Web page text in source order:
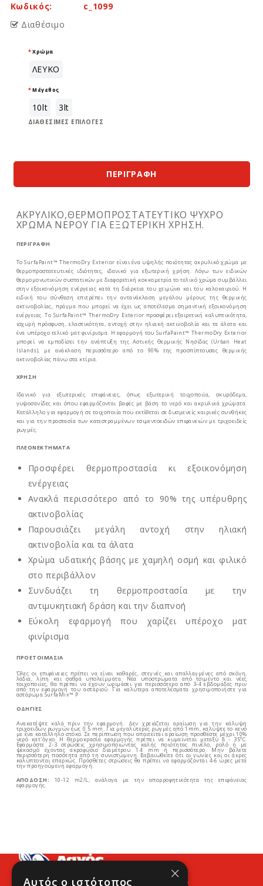
Κωδικός:
c_1099
Διαθέσιμο
ΔΙΑΘΈΣΙΜΕΣ ΕΠΙΛΟΓΈΣ
Χρώμα
ΛΕΥΚΟ
Μέγεθος
10lt 3lt
ΠΕΡΙΓΡΑΦΉ
ΑΚΡΥΛΙΚΟ,ΘΕΡΜΟΠΡΟΣΤΑΤΕΥΤΙΚΟ ΨΥΧΡΟ
ΧΡΩΜΑ ΝΕΡΟΥ ΓΙΑ ΕΞΩΤΕΡΙΚΗ ΧΡΗΣΗ.
ΠΕΡΙΓΡΑΦΗ
Το SurfaPaint™ ThermoDry Exterior είναι ένα υψηλής ποιότητας ακρυλικό χρώμα με
θερμοπροστατευτικές ιδιότητες, ιδανικό για εξωτερική χρήση. Λόγω των ειδικών
θερμομονωτικών συστατικών με διαφορετική κοκκομετρία το τελικό χρώμα συμβάλλει
στην εξοικονόμηση ενέργειας κατά τη διάρκεια του χειμώνα και του καλοκαιριού. Η
ειδική του σύνθεση επιτρέπει την αντανάκλαση μεγάλου μέρους της θερμικής
ακτινοβολίας, πράγμα που μπορεί να έχει ως αποτέλεσμα σημαντική εξοικονόμηση
ενέργειας. Το SurfaPaint™ ThermoDry Exterior προσφέρει εξαιρετική καλυπτικότητα,
ισχυρή πρόσφυση, ελαστικότητα, αντοχή στην ηλιακή ακτινοβολία και τα άλατα και
ένα υπέροχο τελικό ματ φινίρισμα. Η εφαρμογή του SurfaPaint™ ThermoDry Exterior
μπορεί να εμποδίσει την ανάπτυξη της Αστικής Θερμικής Νησίδας (Urban Heat
Islands), με ανάκλαση περισσότερο από το 90% της προσπίπτουσας θερμικής
ακτινοβολίας πάνω στα κτίρια.
ΧΡΗΣΗ
Ιδανικό για εξωτερικές επιφάνειες, όπως εξωτερική τοιχοποιία, σκυρόδεμα,
γυψοσανίδες και όπου εφαρμόζονται βαφές με βάση το νερό και ακρυλικά χρώματα.
Κατάλληλο για εφαρμογή σε τοιχοποιία που εκτίθεται σε δυσμενείς καιρικές συνθήκες
και για την προστασία των κατεστραμμένων τσιμεντοειδών επιφανειών με τριχοειδείς
ρωγμές.
ΠΛΕΟΝΕΚΤΗΜΑΤΑ
Προσφέρει θερμοπροστασία κι εξοικονόμηση
ενέργειας
Ανακλά περισσότερο από το 90% της υπέρυθρης
ακτινοβολίας
Παρουσιάζει μεγάλη αντοχή στην ηλιακή
ακτινοβολία και τα άλατα
Χρώμα υδατικής βάσης με χαμηλή οσμή και φιλικό
στο περιβάλλον
Συνδυάζει τη θερμοπροστασία με την
αντιμυκητιακή δράση και την διαπνοή
Εύκολη εφαρμογή που χαρίζει υπέροχο ματ
φινίρισμα
ΠΡΟΕΤΟΙΜΑΣΙΑ
Όλες οι επιφάνειες πρέπει να είναι καθαρές, στεγνές και απαλλαγμένες από σκόνη,
λάδια, λίπη και σαθρά υπολείμματα. Νέα υποστρώματα από τσιμέντο και νέες
τοιχοποιίες, θα πρέπει να έχουν ωριμάσει για περισσότερο από 3-4 εβδομάδες πριν
από την εφαρμογή του ασταριού. Για καλύτερα αποτελέσματα χρησιμοποιήστε για
αστάρωμα SurfaMix™ P
ΟΔΗΓΙΕΣ
Ανακατέψτε καλά πριν την εφαρμογή. Δεν χρειάζεται αραίωση για την κάλυψη
τριχοειδών ρωγμών έως 0.5 mm. Για μεγαλύτερες ρωγμές από 1mm, καλύψτε το κενό
με ένα κατάλληλο στόκο. Σε περίπτωση που απαιτείται αραίωση προσθέστε μέχρι 10%
νερό κατ'όγκο. Η θερμοκρασία εφαρμογής πρέπει να κυμαίνεται μεταξύ 8 - 35⁰C.
Εφαρμόστε 2-3 στρώσεις χρησιμοποιώντας καλής ποιότητας πινέλο, ρολό ή με
ψεκασμό έχοντας ακροφύσιο διαμέτρου 1.4 mm ή περισσότερο. Μην βάλετε
περισσότερη ποσότητα από τη συνιστώμενη. Βεβαιωθείτε ότι οι γωνίες και οι άκρες
καλύπτονται επαρκώς. Πρόσθετες στρώσεις θα πρέπει να εφαρμόζονται 4-6 ώρες μετά
την προηγούμενη εφαρμογή.
ΑΠΟΔΟΣΗ: 10-12 m2/L, ανάλογα με την απορροφητικότητα της επιφάνειας
εφαρμογής.
Προφίλ Νέα Contact
×
Αυτός ο ιστότοπος